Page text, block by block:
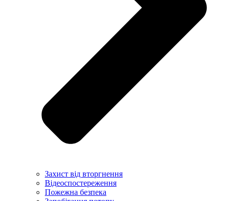
Захист від вторгнення
Відеоспостереження
Пожежна безпека